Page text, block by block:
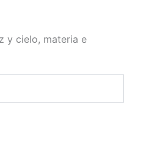
y cielo, materia e